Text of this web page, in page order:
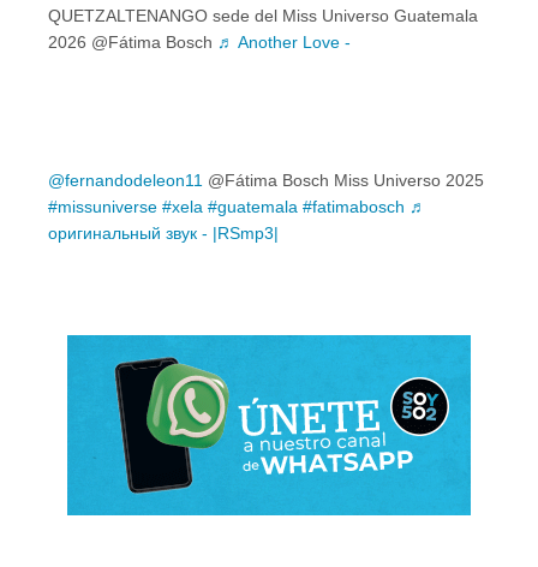
QUETZALTENANGO sede del Miss Universo Guatemala
2026 @Fátima Bosch ♬ Another Love -
@fernandodeleon11 @Fátima Bosch Miss Universo 2025
#missuniverse #xela #guatemala #fatimabosch ♬
оригинальный звук - |RSmp3|